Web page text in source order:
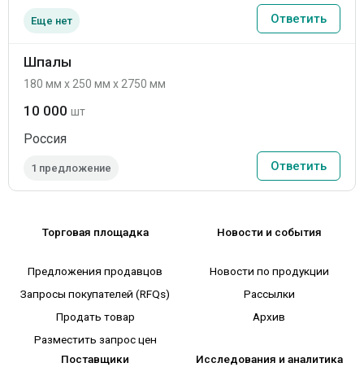
Еще нет Ответить
Шпалы
180 мм x 250 мм x 2750 мм
10 000 шт
Россия
1 предложение Ответить
Торговая площадка
Предложения продавцов
Запросы покупателей (RFQs)
Продать товар
Разместить запрос цен
Новости и события
Новости по продукции
Рассылки
Архив
Поставщики Исследования и аналитика